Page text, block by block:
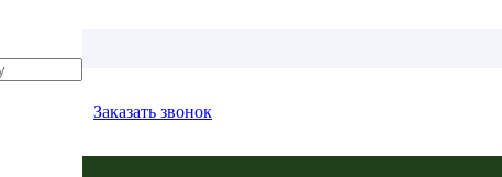
Заказать звонок